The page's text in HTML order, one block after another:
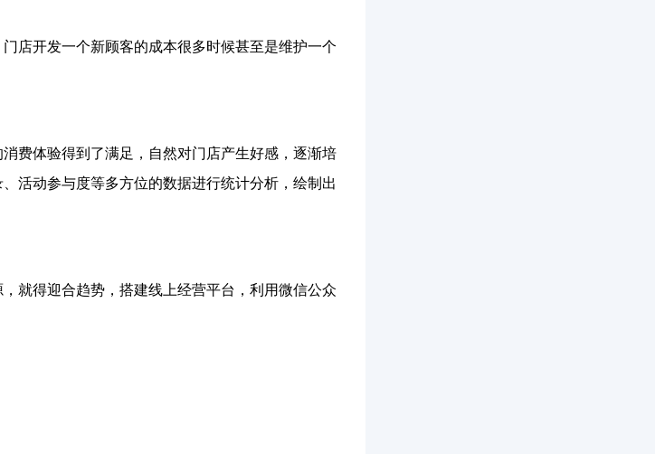
店开发一个新顾客的成本很多时候甚至是维护一个
费体验得到了满足，自然对门店产生好感，逐渐培
活动参与度等多方位的数据进行统计分析，绘制出
就得迎合趋势，搭建线上经营平台，利用微信公众